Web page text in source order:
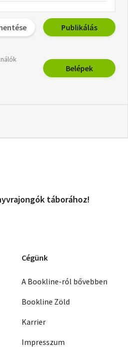
Publikálás
Belépek
táborához!
Cégünk
A Bookline-ról bővebben
Bookline Zöld
Karrier
Impresszum